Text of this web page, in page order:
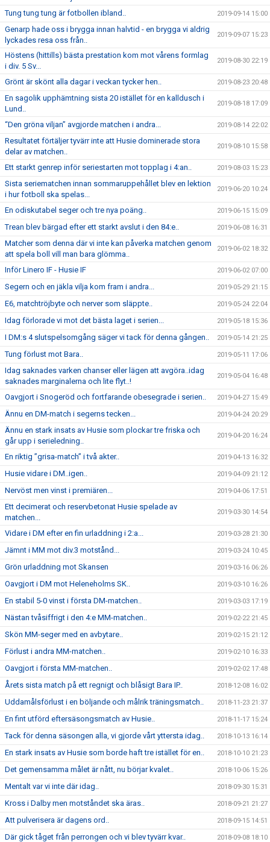
Tung tung tung är fotbollen ibland..
2019-09-14 15:00
Genarp hade oss i brygga innan halvtid - en brygga vi aldrig
lyckades resa oss från..
2019-09-07 15:23
Höstens (hittills) bästa prestation kom mot vårens formlag
i div. 5 Sv...
2019-08-30 22:19
Grönt är skönt alla dagar i veckan tycker hen.. 2019-08-23 20:48
En sagolik upphämtning sista 20 istället för en kalldusch i
Lund..
2019-08-18 17:09
“Den gröna viljan” avgjorde matchen i andra... 2019-08-14 22:02
Resultatet förtäljer tyvärr inte att Husie dominerade stora
delar av matchen..
2019-08-10 15:58
Ett starkt genrep inför seriestarten mot topplag i 4:an.. 2019-08-03 15:23
Sista seriematchen innan sommaruppehållet blev en lektion
i hur fotboll ska spelas...
2019-06-20 10:24
En odiskutabel seger och tre nya poäng.. 2019-06-15 15:09
Trean blev bärgad efter ett starkt avslut i den 84:e.. 2019-06-08 16:31
Matcher som denna där vi inte kan påverka matchen genom
att spela boll vill man bara glömma..
2019-06-02 18:32
Inför Linero IF - Husie IF 2019-06-02 07:00
Segern och en jäkla vilja kom fram i andra... 2019-05-29 21:15
E6, matchtröjbyte och nerver som släppte.. 2019-05-24 22:04
Idag förlorade vi mot det bästa laget i serien... 2019-05-18 15:36
I DM:s 4 slutspelsomgång säger vi tack för denna gången.. 2019-05-14 21:25
Tung förlust mot Bara.. 2019-05-11 17:06
Idag saknades varken chanser eller lägen att avgöra..idag
saknades marginalerna och lite flyt..!
2019-05-04 16:48
Oavgjort i Snogeröd och fortfarande obesegrade i serien.. 2019-04-27 15:49
Ännu en DM-match i segerns tecken... 2019-04-24 20:29
Ännu en stark insats av Husie som plockar tre friska och
går upp i serieledning..
2019-04-20 16:24
En riktig ”grisa-match” i två akter.. 2019-04-13 16:32
Husie vidare i DM..igen.. 2019-04-09 21:12
Nervöst men vinst i premiären... 2019-04-06 17:51
Ett decimerat och reservbetonat Husie spelade av
matchen...
2019-03-30 14:54
Vidare i DM efter en fin urladdning i 2:a... 2019-03-28 21:30
Jämnt i MM mot div.3 motstånd... 2019-03-24 10:45
Grön urladdning mot Skansen 2019-03-16 06:26
Oavgjort i DM mot Heleneholms SK.. 2019-03-10 16:26
En stabil 5-0 vinst i första DM-matchen.. 2019-03-03 17:19
Nästan tvåsiffrigt i den 4:e MM-matchen.. 2019-02-22 21:45
Skön MM-seger med en avbytare.. 2019-02-15 21:12
Förlust i andra MM-matchen.. 2019-02-10 16:33
Oavgjort i första MM-matchen.. 2019-02-02 17:48
Årets sista match på ett regnigt och blåsigt Bara IP.. 2018-12-08 16:02
Uddamålsförlust i en böljande och målrik träningsmatch.. 2018-11-23 21:37
En fint utförd eftersäsongsmatch av Husie.. 2018-11-17 15:24
Tack för denna säsongen alla, vi gjorde vårt yttersta idag.. 2018-10-13 16:14
En stark insats av Husie som borde haft tre istället för en.. 2018-10-10 21:23
Det gemensamma målet är nått, nu börjar kvalet.. 2018-10-06 15:26
Mentalt var vi inte där idag.. 2018-09-30 15:31
Kross i Dalby men motståndet ska äras.. 2018-09-21 21:27
Att pulverisera är dagens ord.. 2018-09-15 14:51
Där gick tåget från perrongen och vi blev tyvärr kvar.. 2018-09-08 18:10